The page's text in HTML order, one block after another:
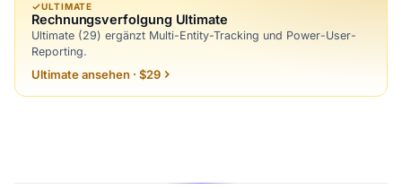
ULTIMATE
Rechnungsverfolgung Ultimate
Ultimate (29) ergänzt Multi-Entity-Tracking und Power-User-
Reporting.
Ultimate ansehen · $29